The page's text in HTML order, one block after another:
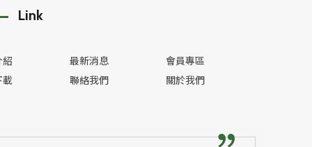
Link
最新消息
會員專區
聯絡我們 關於我們